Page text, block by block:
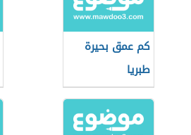
كم عمق بحيرة
طبريا